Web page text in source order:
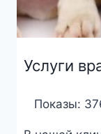
Услуги
Показы: